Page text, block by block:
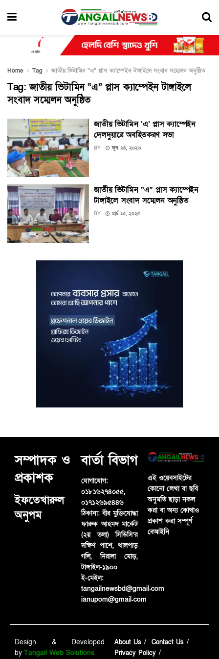
Home Tag জাতীয় ভিটামিন “এ” প্লাস ক্যাম্পেইন টাঙ্গাইলে সংবাদ সম্মেলন অনুষ্ঠিত
Tag:জাতীয় ভিটামিন “এ” প্লাস ক্যাম্পেইন টাঙ্গাইলে
সংবাদ সম্মেলন অনুষ্ঠিত
জাতীয় ভিটামিন ‘এ’ প্লাস ক্যাম্পেইন
দেলদুয়ারে অবহিতকরণ সভা
BY জুন ২৪, ২০২৬
জাতীয় ভিটামিন “এ” প্লাস ক্যাম্পেইন
টাঙ্গাইলে সংবাদ সম্মেলন অনুষ্ঠিত
BY মার্চ ১০, ২০২৫
সম্পাদক ও
প্রকাশক
ইফতেখারুল
অনুপম
বার্তা বিভাগ
যোগাযোগ:
০১৮১৬২৭৪০৫৫,
০১৭১২৬৯৫৪৪৬
ঠিকানা:বীর মুক্তিযোদ্ধা
ফারুক আহমদ মার্কেট
(২য় তলা) সিডিসি’র
দক্ষিণ পাশে, খালপাড়
গলি, নিরালা মোড়,
টাঙ্গাইল-১৯০০
ই-মেইল:
tangailnewsbd@gmail.com
ianupom@gmail.com
এই ওয়েবসাইটের
কোনো লেখা বা ছবি
অনুমতি ছাড়া নকল
করা বা অন্য কোথাও
প্রকাশ করা সম্পূর্ণ
বেআইনি
Design & Developed
by Tangail Web Solutions
About Us
Contact Us
Privacy Policy